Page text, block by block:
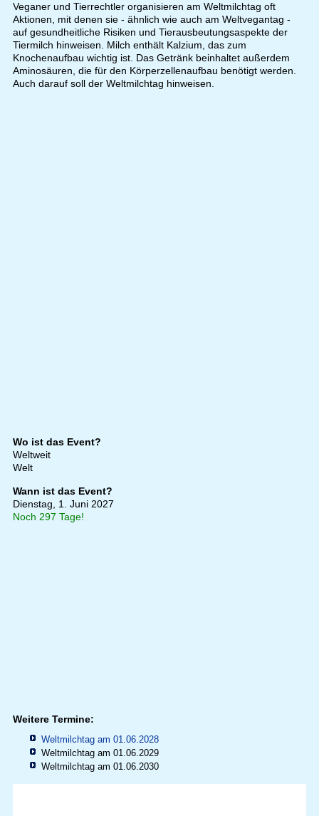
Veganer und Tierrechtler organisieren am Weltmilchtag oft
Aktionen, mit denen sie - ähnlich wie auch am Weltvegantag -
auf gesundheitliche Risiken und Tierausbeutungsaspekte der
Tiermilch hinweisen. Milch enthält Kalzium, das zum
Knochenaufbau wichtig ist. Das Getränk beinhaltet außerdem
Aminosäuren, die für den Körperzellenaufbau benötigt werden.
Auch darauf soll der Weltmilchtag hinweisen.
Wo ist das Event?
Weltweit
Welt
Wann ist das Event?
Dienstag, 1. Juni 2027
Noch 297 Tage!
Weitere Termine:
Weltmilchtag am 01.06.2028
Weltmilchtag am 01.06.2029
Weltmilchtag am 01.06.2030